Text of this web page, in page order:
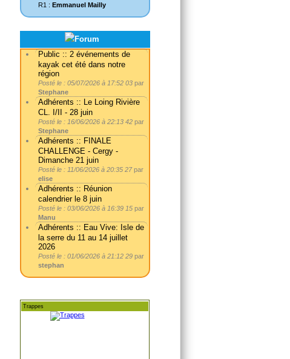
R1 : Emmanuel Mailly
Public :: 2 événements de
kayak cet été dans notre
région
Posté le : 05/07/2026 à 17:52 03 par
Stephane
Adhérents :: Le Loing Rivière
CL. I/II - 28 juin
Posté le : 16/06/2026 à 22:13 42 par
Stephane
Adhérents :: FINALE
CHALLENGE - Cergy -
Dimanche 21 juin
Posté le : 11/06/2026 à 20:35 27par
elise
Adhérents :: Réunion
calendrier le 8 juin
Posté le : 03/06/2026 à 16:39 15 par
Manu
Adhérents :: Eau Vive: Isle de
la serre du 11 au 14 juillet
2026
Posté le : 01/06/2026 à 21:12 29 par
stephan
Trappes